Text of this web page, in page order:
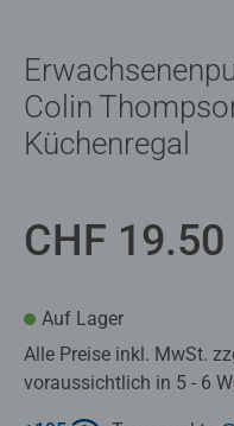
Colin
Küchenregal
CHF 19.50
Auf Lager
Alle Preise inkl. MwSt.
voraussichtlich in 5 - 6